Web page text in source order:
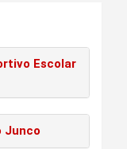
Escolar
Junco